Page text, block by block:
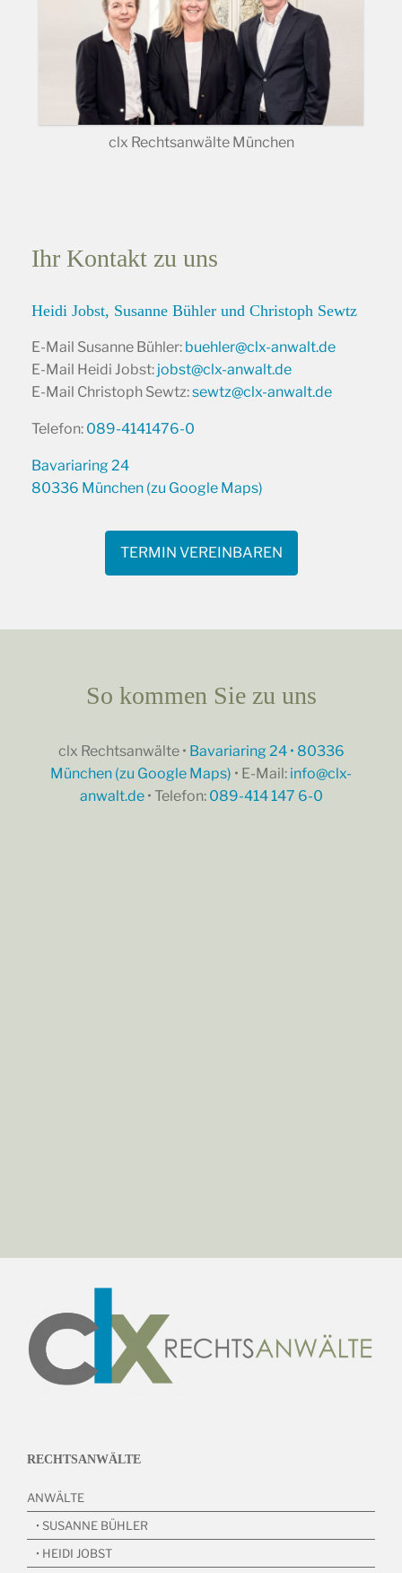
clx Rechtsanwälte München
Ihr Kontakt zu uns
Heidi Jobst, Susanne Bühler und Christoph Sewtz
E-Mail Susanne Bühler: buehler@clx-anwalt.de
E-Mail Heidi Jobst: jobst@clx-anwalt.de
E-Mail Christoph Sewtz:sewtz@clx-anwalt.de
Telefon: 089-4141476-0
Bavariaring 24
80336 München (zu Google Maps)
TERMIN VEREINBAREN
So kommen Sie zu uns
clx Rechtsanwälte • Bavariaring 24 • 80336
München (zu Google Maps) • E-Mail: info@clx-
anwalt.de• Telefon: 089-414 147 6-0
RECHTSANWÄLTE
ANWÄLTE
• SUSANNE BÜHLER
• HEIDI JOBST